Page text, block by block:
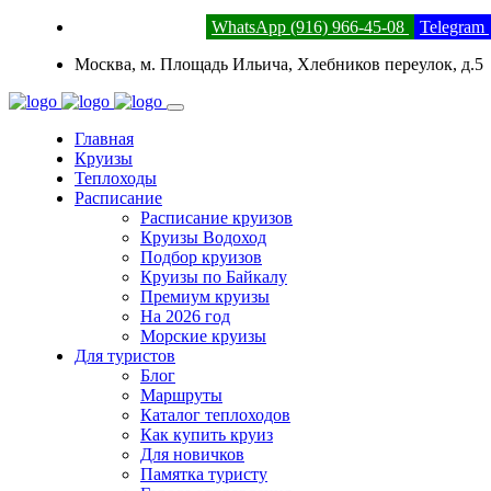
WhatsApp (916) 966-45-08 Telegram
Москва, м. Площадь Ильича, Хлебников переулок, д.5
Главная
Круизы
Теплоходы
Расписание
Расписание круизов
Круизы Водоход
Подбор круизов
Круизы по Байкалу
Премиум круизы
На 2026 год
Морские круизы
Для туристов
Блог
Маршруты
Каталог теплоходов
Как купить круиз
Для новичков
Памятка туристу